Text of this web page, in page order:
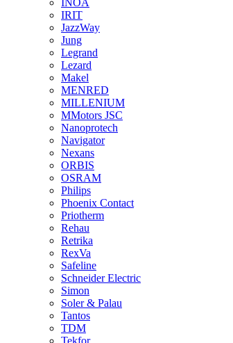
IRIT
JazzWay
Jung
Legrand
Lezard
Makel
MENRED
MILLENIUM
MMotors JSC
Nanoprotech
Navigator
Nexans
ORBIS
OSRAM
Philips
Phoenix Contact
Priotherm
Rehau
Retrika
RexVa
Safeline
Schneider Electric
Simon
Soler & Palau
Tantos
TDM
Tekfor